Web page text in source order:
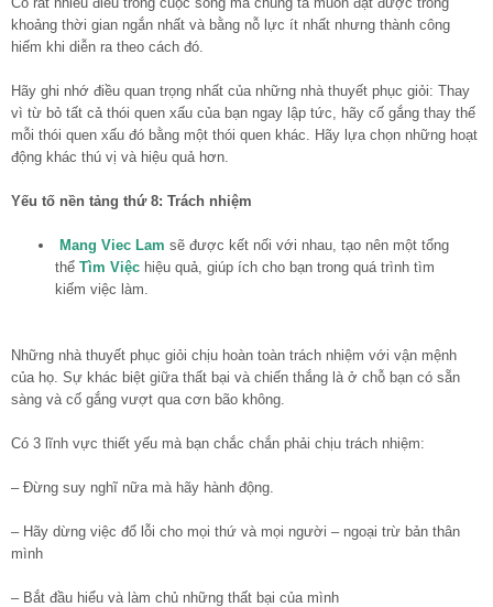
khoảng thời gian ngắn nhất và bằng nỗ lực ít nhất nhưng thành công
hiếm khi diễn ra theo cách đó.
Hãy ghi nhớ điều quan trọng nhất của những nhà thuyết phục giỏi: Thay
vì từ bỏ tất cả thói quen xấu của bạn ngay lập tức, hãy cố gắng thay thế
mỗi thói quen xấu đó bằng một thói quen khác. Hãy lựa chọn những hoạt
động khác thú vị và hiệu quả hơn.
Yếu tố nền tảng thứ 8: Trách nhiệm
Mang Viec Lam sẽ được kết nối với nhau, tạo nên một tổng
thể Tìm Việc hiệu quả, giúp ích cho bạn trong quá trình tìm
kiếm việc làm.
Những nhà thuyết phục giỏi chịu hoàn toàn trách nhiệm với vận mệnh
của họ. Sự khác biệt giữa thất bại và chiến thắng là ở chỗ bạn có sẵn
sàng và cố gắng vượt qua cơn bão không.
Có 3 lĩnh vực thiết yếu mà bạn chắc chắn phải chịu trách nhiệm:
– Đừng suy nghĩ nữa mà hãy hành động.
– Hãy dừng việc đổ lỗi cho mọi thứ và mọi người – ngoại trừ bản thân
mình
– Bắt đầu hiểu và làm chủ những thất bại của mình